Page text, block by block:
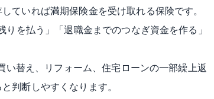
ていれば満期保険金を受け取れる保険です。
を払う」「退職金までのつなぎ資金を作る」
替え、リフォーム、住宅ローンの一部繰上返
判断しやすくなります。